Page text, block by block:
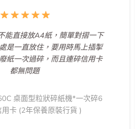
能直接放A4紙，簡單對摺一下
是一直放住，要用時馬上插掣
紙一次過碎，而且連碎信用卡
都無問題
桌面型粒狀碎紙機*一次碎6
卡 (2年保養原裝行貨 )